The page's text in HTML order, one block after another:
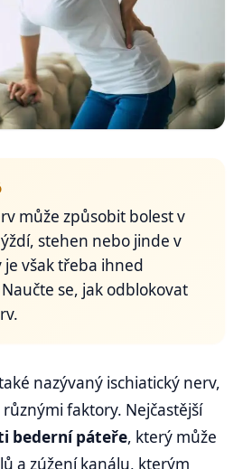
může způsobit bolest v
stehen nebo jinde v
je však třeba ihned
se, jak odblokovat
nazývaný ischiatický nerv,
faktory. Nejčastější
bederní páteře, který může
a zúžení kanálu, kterým